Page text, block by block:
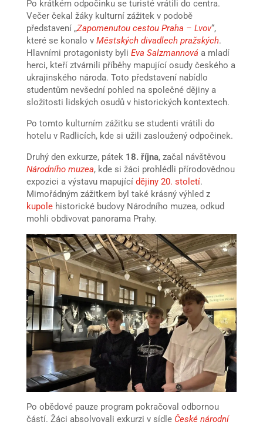
Po krátkém odpočinku se turisté vrátili do centra.
Večer čekal žáky kulturní zážitek v podobě
představení „Zapomenutou cestou Praha – Lvov“,
které se konalo vMěstských divadlech pražských.
Hlavními protagonisty byli Eva Salzmannováa mladí
herci, kteří ztvárnili příběhy mapující osudy českého a
ukrajinského národa. Toto představení nabídlo
studentům nevšední pohled na společné dějiny a
složitosti lidských osudů v historických kontextech.
Po tomto kulturním zážitku se studenti vrátili do
hotelu v Radlicích, kde si užili zasloužený odpočinek.
Druhý den exkurze, pátek 18. října, začal návštěvou
Národního muzea, kde si žáci prohlédli přírodovědnou
expozici a výstavu mapující dějiny 20. století.
Mimořádným zážitkem byl také krásný výhled z
kupolehistorické budovy Národního muzea, odkud
mohli obdivovat panorama Prahy.
Po obědové pauze program pokračoval odbornou
částí. Žáci absolvovali exkurzi v sídle České národní